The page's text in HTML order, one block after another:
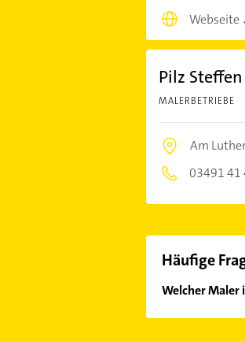
Webseite
Pilz Steffen
MALERBETRIEBE
Am
03491 41
Häufige
Welcher Maler
Im Anbieter-